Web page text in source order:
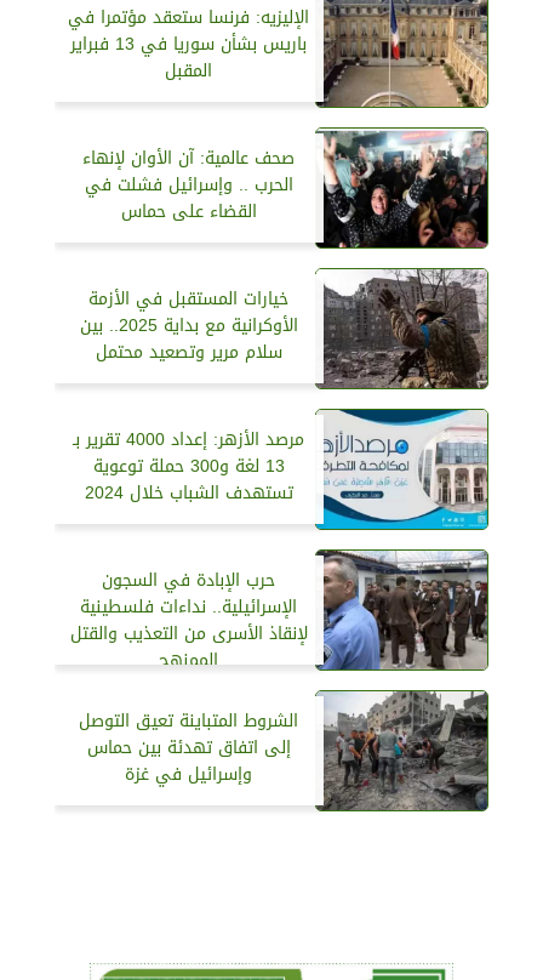
الإليزيه: فرنسا ستعقد مؤتمرا في
باريس بشأن سوريا في 13 فبراير
المقبل
صحف عالمية: آن الأوان لإنهاء
الحرب .. وإسرائيل فشلت في
القضاء على حماس
خيارات المستقبل في الأزمة
الأوكرانية مع بداية 2025.. بين
سلام مرير وتصعيد محتمل
مرصد الأزهر: إعداد 4000 تقرير بـ
13 لغة و300 حملة توعوية
تستهدف الشباب خلال 2024
حرب الإبادة في السجون
الإسرائيلية.. نداءات فلسطينية
لإنقاذ الأسرى من التعذيب والقتل
الممنهج
الشروط المتباينة تعيق التوصل
إلى اتفاق تهدئة بين حماس
وإسرائيل في غزة